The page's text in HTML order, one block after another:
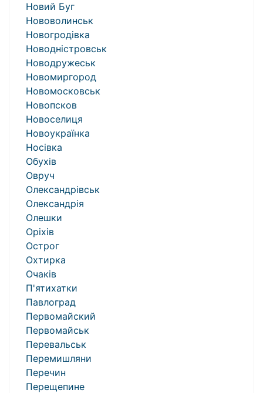
Новий Буг
Нововолинськ
Новогродівка
Новодністровськ
Новодружеськ
Новомиргород
Новомосковськ
Новопсков
Новоселиця
Новоукраїнка
Носівка
Обухів
Овруч
Олександрівськ
Олександрія
Олешки
Оріхів
Острог
Охтирка
Очаків
П'ятихатки
Павлоград
Первомайский
Первомайськ
Перевальськ
Перемишляни
Перечин
Перещепине